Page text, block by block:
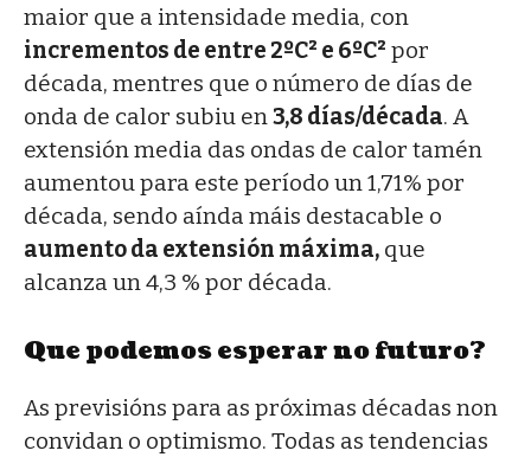
maior que a intensidade media, con
incrementos de entre 2ºC² e 6ºC² por
década, mentres que o número de días de
onda de calor subiu en3,8 días/década. A
extensión media das ondas de calor tamén
aumentou para este período un 1,71% por
década, sendo aínda máis destacable o
aumento da extensión máxima, que
alcanza un 4,3 % por década.
Que podemos esperar no futuro?
As previsións para as próximas décadas non
convidan o optimismo. Todas as tendencias